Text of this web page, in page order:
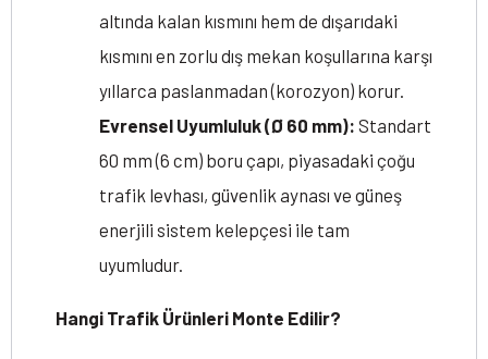
altında kalan kısmını hem de dışarıdaki
kısmını en zorlu dış mekan koşullarına karşı
yıllarca paslanmadan (korozyon) korur.
Evrensel Uyumluluk (Ø 60 mm): Standart
60 mm (6 cm) boru çapı, piyasadaki çoğu
trafik levhası, güvenlik aynası ve güneş
enerjili sistem kelepçesi ile tam
uyumludur.
Hangi Trafik Ürünleri Monte Edilir?